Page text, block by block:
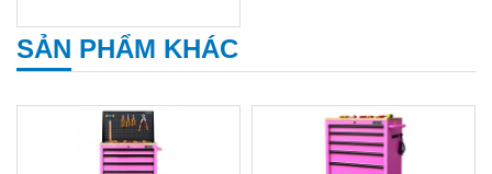
SẢN PHẨM KHÁC